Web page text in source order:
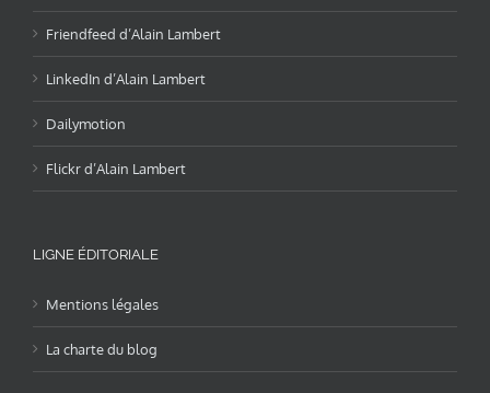
Friendfeed d’Alain Lambert
LinkedIn d’Alain Lambert
Dailymotion
Flickr d’Alain Lambert
LIGNE ÉDITORIALE
Mentions légales
La charte du blog